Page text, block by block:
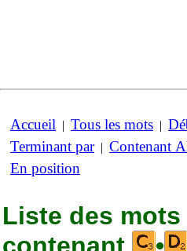
Accueil | Tous les mots |
Terminant par| Contenant
En position
Liste des